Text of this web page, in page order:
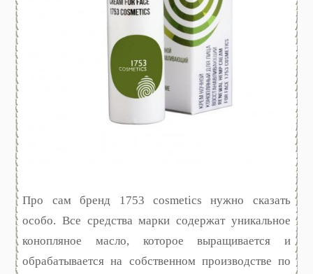
Про сам бренд 1753 cosmetics нужно сказать
особо. Все средства марки содержат уникальное
конопляное масло, которое выращивается и
обрабатывается на собственном производстве по